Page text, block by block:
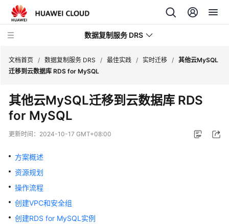
数据复制服务 DRS
最
新
动
品
介
绍
计
费
文档首页 / 数据复制服务 DRS / 最佳实践 / 实时迁移 / 其他云MySQL
迁移到云数据库 RDS for MySQL
其他云MySQL迁移到云数据库 RDS
for MySQL
更新时间： 2024-10-17 GMT+08:00
方案概述
资源规划
操作流程
创建VPC和安全组
创建RDS for MySQL实例